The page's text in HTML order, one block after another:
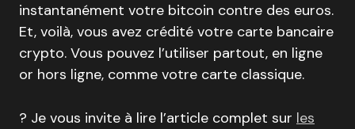
instantanément votre bitcoin contre des euros.
Et, voilà, vous avez crédité votre carte bancaire
crypto. Vous pouvez l’utiliser partout, en ligne
or hors ligne, comme votre carte classique.
? Je vous invite à lire l’article complet sur les